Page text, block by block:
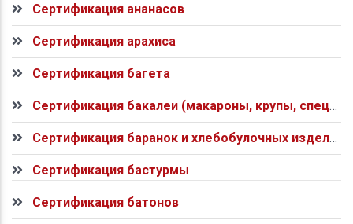
Сертификация ананасов
Сертификация арахиса
Сертификация багета
Сертификация бакалеи (макароны, крупы, специи)
Сертификация баранок и хлебобулочных изделий
Сертификация бастурмы
Сертификация батонов